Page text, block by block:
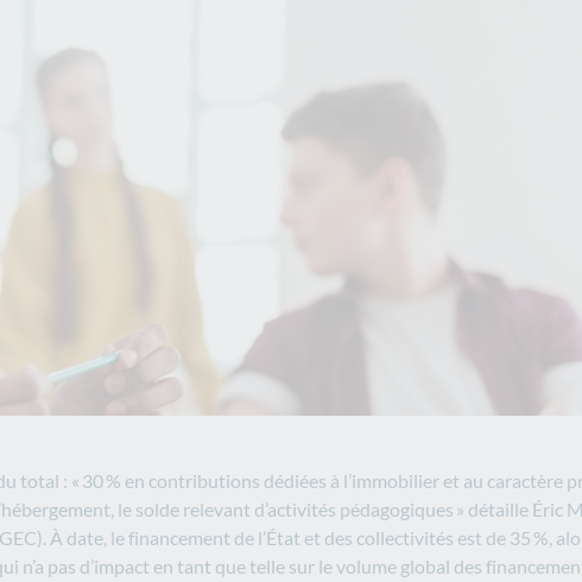
total : « 30 % en contributions dédiées à l’immobilier et au caractère
le solde relevant d’activités pédagogiques » détaille Éric
À date, le financement de l’État et des collectivités est de 35 %,
pas d’impact en tant que telle sur le volume global des